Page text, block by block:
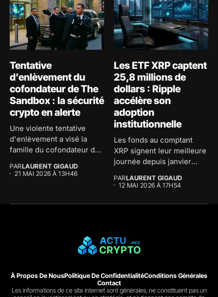
Tentative
d’enlèvement du
cofondateur de The
Sandbox : la sécurité
crypto en alerte
Une violente tentative
d'enlèvement a visé la
famille du cofondateur de
PARLAURENT GIGAUD
21 MAI 2026 À 13H46
Les ETF XRP captent
25,8 millions de
dollars : Ripple
accélère son
adoption
institutionnelle
Les fonds au comptant
XRP signent leur meilleure
journée depuis janvier
PARLAURENT GIGAUD
12 MAI 2026 À 17H54
À Propos De NousPolitique De ConfidentialitéConditions Générales
Contact
Les informations de ce site internet sont générales, ne constituent pas un